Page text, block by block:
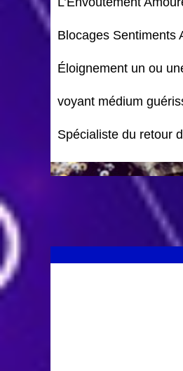
Blocages Sentiments
Éloignement un ou
voyant médium
Spécialiste du retour